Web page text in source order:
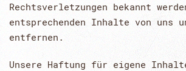
Rechtsverletzungen bekannt
entsprechenden Inhalte von uns
entfernen.
Unsere Haftung für eigene